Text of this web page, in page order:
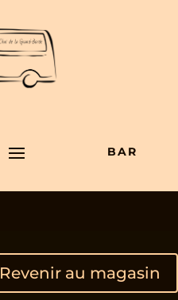
BAR
Revenir au magasin